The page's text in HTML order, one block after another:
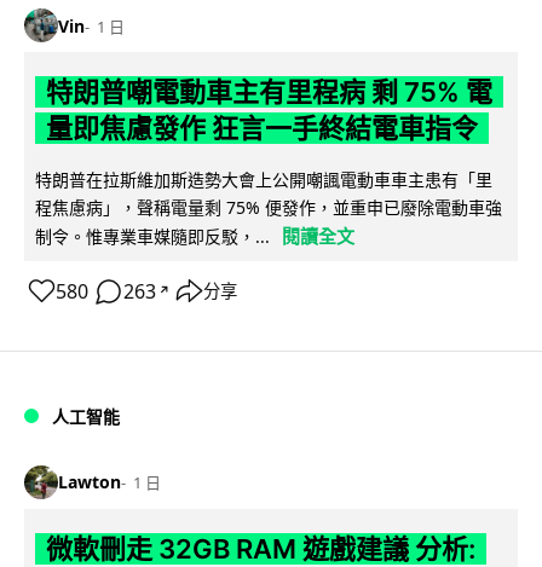
Vin 1 日
特朗普嘲電動車主有里程病 剩 75% 電
量即焦慮發作 狂言一手終結電車指令
特朗普在拉斯維加斯造勢大會上公開嘲諷電動車車主患有「里
程焦慮病」，聲稱電量剩 75% 便發作，並重申已廢除電動車強
制令。惟專業車媒隨即反駁，...
閱讀全文
580 263 ↗ 分享
人工智能
Lawton 1 日
微軟刪走 32GB RAM 遊戲建議 分析: